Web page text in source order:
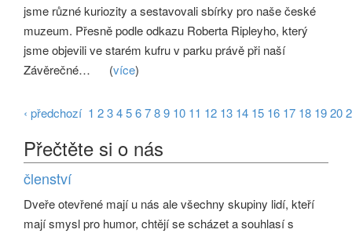
jsme různé kuriozity a sestavovali sbírky pro naše české
muzeum. Přesně podle odkazu Roberta Ripleyho, který
jsme objevili ve starém kufru v parku právě při naší
Závěrečné…
(více)
‹ předchozí 1 23456789 10 11 12 13 14 15 16 17 18 1920
Přečtěte si o nás
členství
Dveře otevřené mají u nás ale všechny skupiny lidí, kteří
mají smysl pro humor, chtějí se scházet a souhlasí s